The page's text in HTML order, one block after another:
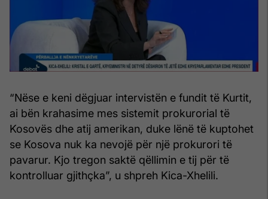
“Nëse e keni dëgjuar intervistën e fundit të Kurtit,
ai bën krahasime mes sistemit prokurorial të
Kosovës dhe atij amerikan, duke lënë të kuptohet
se Kosova nuk ka nevojë për një prokurori të
pavarur. Kjo tregon saktë qëllimin e tij për të
kontrolluar gjithçka”, u shpreh Kica-Xhelili.